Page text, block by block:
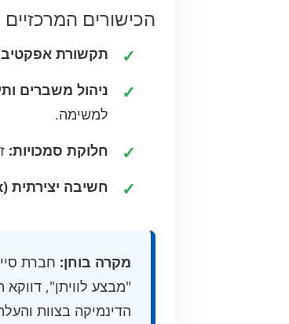
הכישורים
תקשורת
ניהול משברים
למשימה.
חלוקת סמכויות:
חשיבה יצירתית (Out of the box):
מקרה בוחן: חברת
"מבצע לוויתן",
הדינמיקה בצוות